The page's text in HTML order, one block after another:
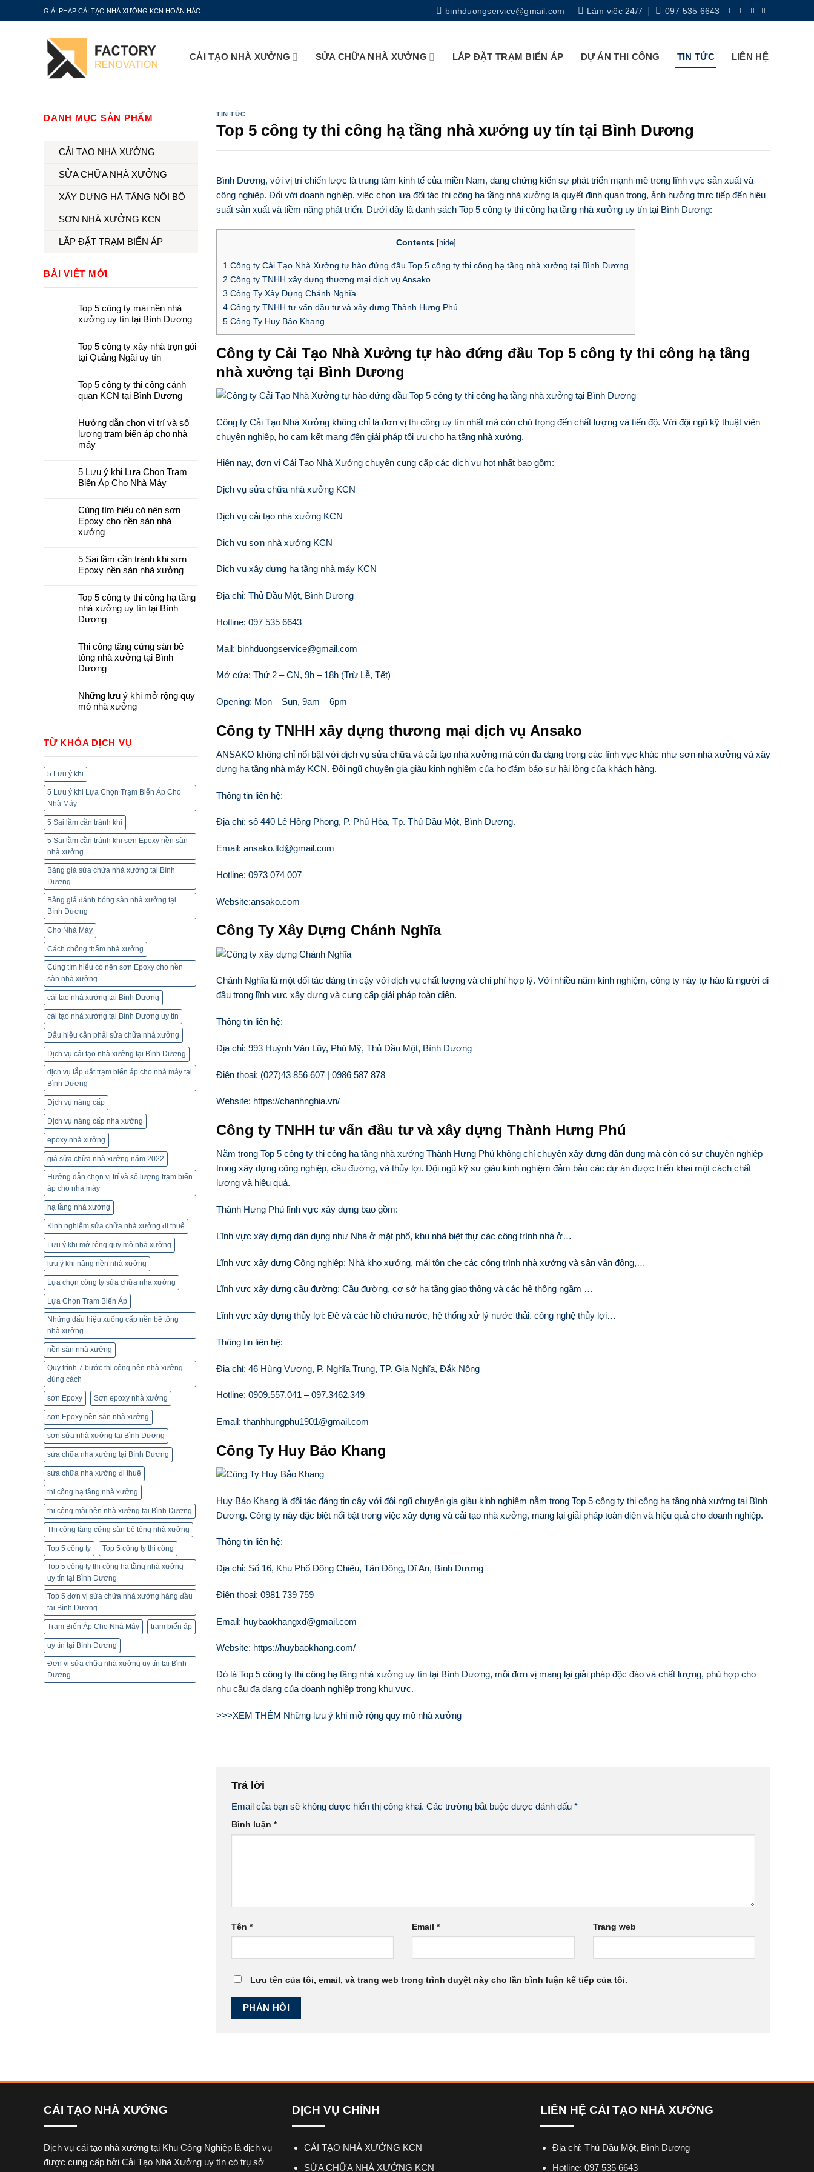
to
GIẢI PHÁP CẢI TẠO NHÀ XƯỞNG KCN HOÀN HẢO binhduongservice@gmail.com Làm việc 24/7 097 535 6643
CẢI TẠO NHÀ XƯỞNG SỬA CHỮA NHÀ XƯỞNG LẮP ĐẶT TRẠM BIẾN ÁP DỰ ÁN THI CÔNG TIN TỨC LIÊN HỆ
DANH MỤC SẢN PHẨM
CẢI TẠO NHÀ XƯỞNG
SỬA CHỮA NHÀ XƯỞNG
XÂY DỰNG HÀ TẦNG NỘI BỘ
SƠN NHÀ XƯỞNG KCN
LẮP ĐẶT TRẠM BIẾN ÁP
BÀI VIẾT MỚI
Top 5 công ty mài nền nhà
xưởng uy tín tại Bình Dương
Top 5 công ty xây nhà trọn gói
tại Quảng Ngãi uy tín
Top 5 công ty thi công cảnh
quan KCN tại Bình Dương
Hướng dẫn chọn vị trí và số
lượng trạm biến áp cho nhà
máy
5 Lưu ý khi Lựa Chọn Trạm
Biến Áp Cho Nhà Máy
Cùng tìm hiểu có nên sơn
Epoxy cho nền sàn nhà
xưởng
5 Sai lầm cần tránh khi sơn
Epoxy nền sàn nhà xưởng
Top 5 công ty thi công hạ tầng
nhà xưởng uy tín tại Bình
Dương
Thi công tăng cứng sàn bê
tông nhà xưởng tại Bình
Dương
Những lưu ý khi mở rộng quy
mô nhà xưởng
TỪ KHÓA DỊCH VỤ
5 Lưu ý khi
5 Lưu ý khi Lựa Chọn Trạm Biến Áp Cho
Nhà Máy
5 Sai lầm cần tránh khi
5 Sai lầm cần tránh khi sơn Epoxy nền sàn
nhà xưởng
Bảng giá sửa chữa nhà xưởng tại Bình
Dương
Bảng giá đánh bóng sàn nhà xưởng tại
Bình Dương
Cho Nhà Máy
Cách chống thấm nhà xưởng
Cùng tìm hiểu có nên sơn Epoxy cho nền
sàn nhà xưởng
cải tạo nhà xưởng tại Bình Dương
cải tạo nhà xưởng tại Bình Dương uy tín
Dấu hiệu cần phải sửa chữa nhà xưởng
Dịch vụ cải tạo nhà xưởng tại Bình Dương
dịch vụ lắp đặt trạm biến áp cho nhà máy tại
Bình Dương
Dịch vụ nâng cấp
Dịch vụ nâng cấp nhà xưởng
epoxy nhà xưởng
giá sửa chữa nhà xưởng năm 2022
Hướng dẫn chọn vị trí và số lượng trạm biến
áp cho nhà máy
hạ tầng nhà xưởng
Kinh nghiệm sửa chữa nhà xưởng đi thuê
Lưu ý khi mở rộng quy mô nhà xưởng
lưu ý khi nâng nền nhà xưởng
Lựa chọn công ty sửa chữa nhà xưởng
Lựa Chọn Trạm Biến Áp
Những dấu hiệu xuống cấp nền bê tông
nhà xưởng
nền sàn nhà xưởng
Quy trình 7 bước thi công nền nhà xưởng
đúng cách
sơn Epoxy Sơn epoxy nhà xưởng
sơn Epoxy nền sàn nhà xưởng
sơn sửa nhà xưởng tại Bình Dương
sửa chữa nhà xưởng tại Bình Dương
sửa chữa nhà xưởng đi thuê
thi công hạ tầng nhà xưởng
thi công mài nền nhà xưởng tại Bình Dương
Thi công tăng cứng sàn bê tông nhà xưởng
Top 5 công ty Top 5 công ty thi công
Top 5 công ty thi công hạ tầng nhà xưởng
uy tín tại Bình Dương
Top 5 đơn vị sửa chữa nhà xưởng hàng đầu
tại Bình Dương
Trạm Biến Áp Cho Nhà Máy trạm biến áp
uy tín tại Bình Dương
Đơn vị sửa chữa nhà xưởng uy tín tại Bình
Dương
TIN TỨC
Top 5 công ty thi công hạ tầng nhà xưởng uy tín tại Bình Dương
Bình Dương, với vị trí chiến lược là trung tâm kinh tế của miền Nam, đang chứng kiến sự phát triển mạnh mẽ trong lĩnh vực sản xuất và
công nghiệp. Đối với doanh nghiệp, việc chọn lựa đối tác thi công hạ tầng nhà xưởng là quyết định quan trọng, ảnh hưởng trực tiếp đến hiệu
suất sản xuất và tiềm năng phát triển. Dưới đây là danh sách Top 5 công ty thi công hạ tầng nhà xưởng uy tín tại Bình Dương:
Contents [hide]
1 Công ty Cải Tạo Nhà Xưởng tự hào đứng đầu Top 5 công ty thi công hạ tầng nhà xưởng tại Bình Dương
2 Công ty TNHH xây dựng thương mại dịch vụ Ansako
3 Công Ty Xây Dựng Chánh Nghĩa
4 Công ty TNHH tư vấn đầu tư và xây dựng Thành Hưng Phú
5 Công Ty Huy Bảo Khang
Công ty Cải Tạo Nhà Xưởng tự hào đứng đầu Top 5 công ty thi công hạ tầng
nhà xưởng tại Bình Dương
Công ty Cải Tạo Nhà Xưởng không chỉ là đơn vị thi công uy tín nhất mà còn chú trọng đến chất lượng và tiến độ. Với đội ngũ kỹ thuật viên
chuyên nghiệp, họ cam kết mang đến giải pháp tối ưu cho hạ tầng nhà xưởng.
Hiện nay, đơn vị Cải Tạo Nhà Xưởng chuyên cung cấp các dịch vụ hot nhất bao gồm:
Dịch vụ sửa chữa nhà xưởng KCN
Dịch vụ cải tạo nhà xưởng KCN
Dịch vụ sơn nhà xưởng KCN
Dịch vụ xây dựng hạ tầng nhà máy KCN
Địa chỉ: Thủ Dầu Một, Bình Dương
Hotline: 097 535 6643
Mail: binhduongservice@gmail.com
Mở cửa: Thứ 2 – CN, 9h – 18h (Trừ Lễ, Tết)
Opening: Mon – Sun, 9am – 6pm
Công ty TNHH xây dựng thương mại dịch vụ Ansako
ANSAKO không chỉ nổi bật với dịch vụ sửa chữa và cải tạo nhà xưởng mà còn đa dạng trong các lĩnh vực khác như sơn nhà xưởng và xây
dựng hạ tầng nhà máy KCN. Đội ngũ chuyên gia giàu kinh nghiệm của họ đảm bảo sự hài lòng của khách hàng.
Thông tin liên hệ:
Địa chỉ: số 440 Lê Hồng Phong, P. Phú Hòa, Tp. Thủ Dầu Một, Bình Dương.
Email: ansako.ltd@gmail.com
Hotline: 0973 074 007
Website:ansako.com
Công Ty Xây Dựng Chánh Nghĩa
Chánh Nghĩa là một đối tác đáng tin cậy với dịch vụ chất lượng và chi phí hợp lý. Với nhiều năm kinh nghiệm, công ty này tự hào là người đi
đầu trong lĩnh vực xây dựng và cung cấp giải pháp toàn diện.
Thông tin liên hệ:
Địa chỉ: 993 Huỳnh Văn Lũy, Phú Mỹ, Thủ Dầu Một, Bình Dương
Điện thoại: (027)43 856 607 | 0986 587 878
Website: https://chanhnghia.vn/
Công ty TNHH tư vấn đầu tư và xây dựng Thành Hưng Phú
Nằm trong Top 5 công ty thi công hạ tầng nhà xưởng Thành Hưng Phú không chỉ chuyên xây dựng dân dụng mà còn có sự chuyên nghiệp
trong xây dựng công nghiệp, cầu đường, và thủy lợi. Đội ngũ kỹ sư giàu kinh nghiệm đảm bảo các dự án được triển khai một cách chất
lượng và hiệu quả.
Thành Hưng Phú lĩnh vực xây dựng bao gồm:
Lĩnh vực xây dựng dân dụng như Nhà ở mặt phố, khu nhà biệt thự các công trình nhà ở…
Lĩnh vực xây dựng Công nghiệp; Nhà kho xưởng, mái tôn che các công trình nhà xưởng và sân vận động,…
Lĩnh vực xây dựng cầu đường: Cầu đường, cơ sở hạ tầng giao thông và các hệ thống ngầm …
Lĩnh vực xây dựng thủy lợi: Đê và các hồ chứa nước, hệ thống xử lý nước thải. công nghệ thủy lợi…
Thông tin liên hệ:
Địa chỉ: 46 Hùng Vương, P. Nghĩa Trung, TP. Gia Nghĩa, Đắk Nông
Hotline: 0909.557.041 – 097.3462.349
Email: thanhhungphu1901@gmail.com
Công Ty Huy Bảo Khang
Huy Bảo Khang là đối tác đáng tin cậy với đội ngũ chuyên gia giàu kinh nghiệm nằm trong Top 5 công ty thi công hạ tầng nhà xưởng tại Bình
Dương. Công ty này đặc biệt nổi bật trong việc xây dựng và cải tạo nhà xưởng, mang lại giải pháp toàn diện và hiệu quả cho doanh nghiệp.
Thông tin liên hệ:
Địa chỉ: Số 16, Khu Phố Đông Chiêu, Tân Đông, Dĩ An, Bình Dương
Điện thoại: 0981 739 759
Email: huybaokhangxd@gmail.com
Website: https://huybaokhang.com/
Đó là Top 5 công ty thi công hạ tầng nhà xưởng uy tín tại Bình Dương, mỗi đơn vị mang lại giải pháp độc đáo và chất lượng, phù hợp cho
nhu cầu đa dạng của doanh nghiệp trong khu vực.
>>>XEM THÊM Những lưu ý khi mở rộng quy mô nhà xưởng
Trả lời
Email của bạn sẽ không được hiển thị công khai. Các trường bắt buộc được đánh dấu *
Bình luận *
Tên * Email* Trang web
Lưu tên của tôi, email, và trang web trong trình duyệt này cho lần bình luận kế tiếp của tôi.
CẢI TẠO NHÀ XƯỞNG
Dịch vụ cải tạo nhà xưởng tại Khu Công Nghiệp là dịch vụ
được cung cấp bởi Cải Tạo Nhà Xưởng uy tín có trụ sở
DỊCH VỤ CHÍNH
CẢI TẠO NHÀ XƯỞNG KCN
SỬA CHỮA NHÀ XƯỞNG KCN
LIÊN HỆ CẢI TẠO NHÀ XƯỞNG
Địa chỉ: Thủ Dầu Một, Bình Dương
Hotline: 097 535 6643